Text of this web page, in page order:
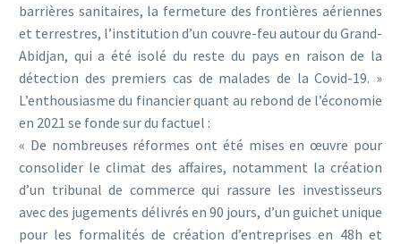
barrières sanitaires, la fermeture des frontières aériennes
et terrestres, l’institution d’un couvre-feu autour du Grand-
Abidjan, qui a été isolé du reste du pays en raison de la
détection des premiers cas de malades de la Covid-19. »
L’enthousiasme du financier quant au rebond de l’économie
en 2021 se fonde sur du factuel :
« De nombreuses réformes ont été mises en œuvre pour
consolider le climat des affaires, notamment la création
d’un tribunal de commerce qui rassure les investisseurs
avec des jugements délivrés en 90 jours, d’un guichet unique
pour les formalités de création d’entreprises en 48h et